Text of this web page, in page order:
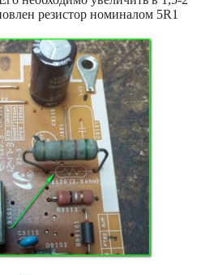
резистор номиналом 5R1